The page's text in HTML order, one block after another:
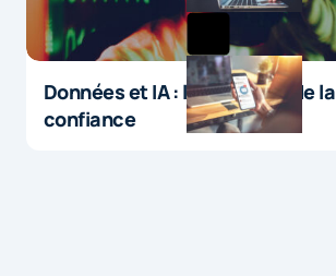
Données et IA : le paradoxe de la
confiance